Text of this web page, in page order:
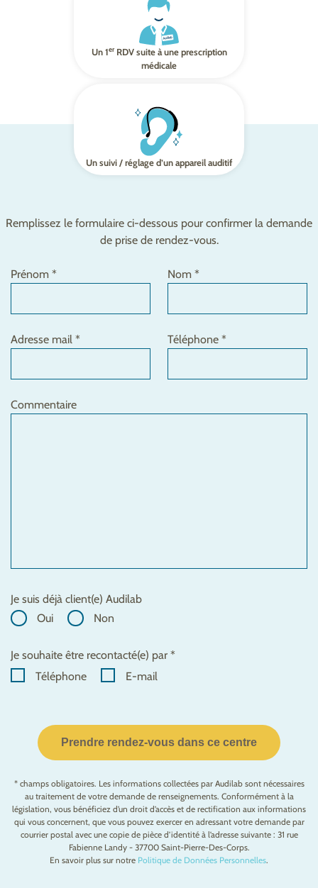
Un 1erRDV suite à une prescription
médicale
Un suivi / réglage d’un appareil auditif
Remplissez le formulaire ci-dessous pour confirmer la demande
de prise de rendez-vous.
Prénom * Nom *
Adresse mail * Téléphone *
Commentaire
Je suis déjà client(e) Audilab
Oui
Non
Je souhaite être recontacté(e) par *
Téléphone
E-mail
Prendre rendez-vous dans ce centre
* champs obligatoires. Les informations collectées par Audilab sont nécessaires
au traitement de votre demande de renseignements. Conformément à la
législation, vous bénéficiez d’un droit d’accès et de rectification aux informations
qui vous concernent, que vous pouvez exercer en adressant votre demande par
courrier postal avec une copie de pièce d’identité à l’adresse suivante : 31 rue
Fabienne Landy - 37700 Saint-Pierre-Des-Corps.
En savoir plus sur notre Politique de Données Personnelles.